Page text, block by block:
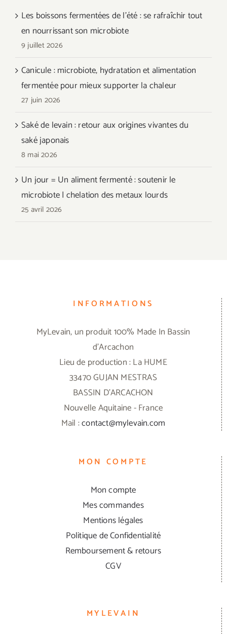
Les boissons fermentées de l’été : se rafraîchir tout
en nourrissant son microbiote
9 juillet 2026
Canicule : microbiote, hydratation et alimentation
fermentée pour mieux supporter la chaleur
27 juin 2026
Saké de levain : retour aux origines vivantes du
saké japonais
8 mai 2026
Un jour = Un aliment fermenté : soutenir le
microbiote | chelation des metaux lourds
25 avril 2026
INFORMATIONS
MyLevain, un produit 100% Made In Bassin
d'Arcachon
Lieu de production : La HUME
33470 GUJAN MESTRAS
BASSIN D'ARCACHON
Nouvelle Aquitaine - France
Mail :contact@mylevain.com
MON COMPTE
Mon compte
Mes commandes
Mentions légales
Politique de Confidentialité
Remboursement & retours
CGV
MYLEVAIN